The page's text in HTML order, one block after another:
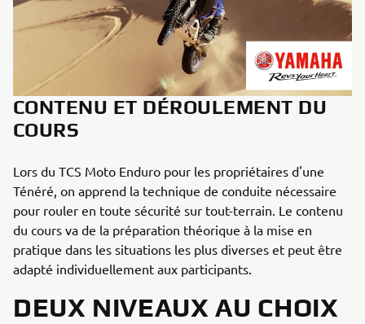
CONTENU ET DÉROULEMENT DU
COURS
Lors du TCS Moto Enduro pour les propriétaires d'une
Ténéré, on apprend la technique de conduite nécessaire
pour rouler en toute sécurité sur tout-terrain. Le contenu
du cours va de la préparation théorique à la mise en
pratique dans les situations les plus diverses et peut être
adapté individuellement aux participants.
DEUX NIVEAUX AU CHOIX